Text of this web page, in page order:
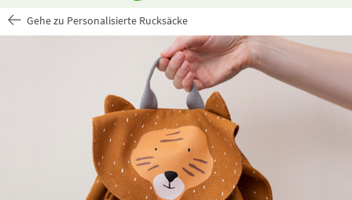
Gehe zu Personalisierte Rucksäcke